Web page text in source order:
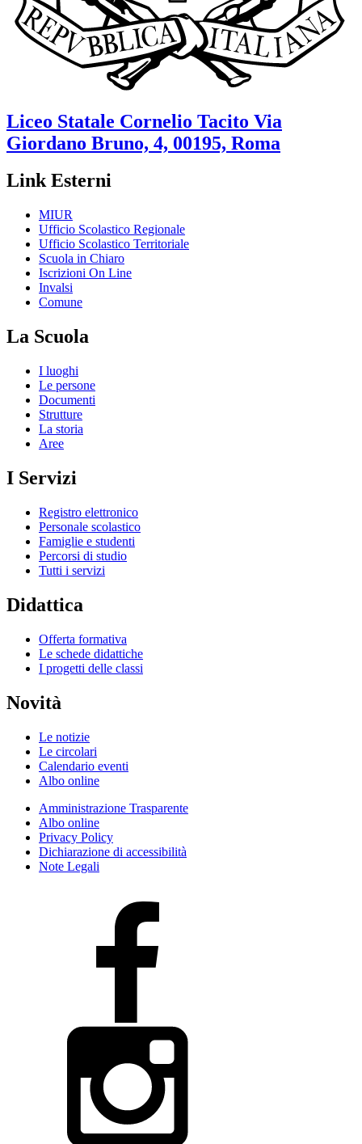
Liceo Statale Cornelio Tacito Via
Giordano Bruno, 4, 00195, Roma
Link Esterni
MIUR
Ufficio Scolastico Regionale
Ufficio Scolastico Territoriale
Scuola in Chiaro
Iscrizioni On Line
Invalsi
Comune
La Scuola
I luoghi
Le persone
Documenti
Strutture
La storia
Aree
I Servizi
Registro elettronico
Personale scolastico
Famiglie e studenti
Percorsi di studio
Tutti i servizi
Didattica
Offerta formativa
Le schede didattiche
I progetti delle classi
Novità
Le notizie
Le circolari
Calendario eventi
Albo online
Amministrazione Trasparente
Albo online
Privacy Policy
Dichiarazione di accessibilità
Note Legali